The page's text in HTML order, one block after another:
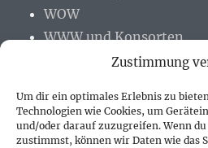
Zustimmung
Um dir ein optimales Erlebnis zu
Technologien wie Cookies, um
und/oder darauf zuzugreifen. Wenn
zustimmst, können wir Daten wie das
WOW
WWW und Konsorten
PARTNER (LINKS)